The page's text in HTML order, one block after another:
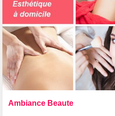
Ambiance Beaute